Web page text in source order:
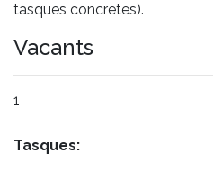
tasques concretes).
Vacants
1
Tasques: